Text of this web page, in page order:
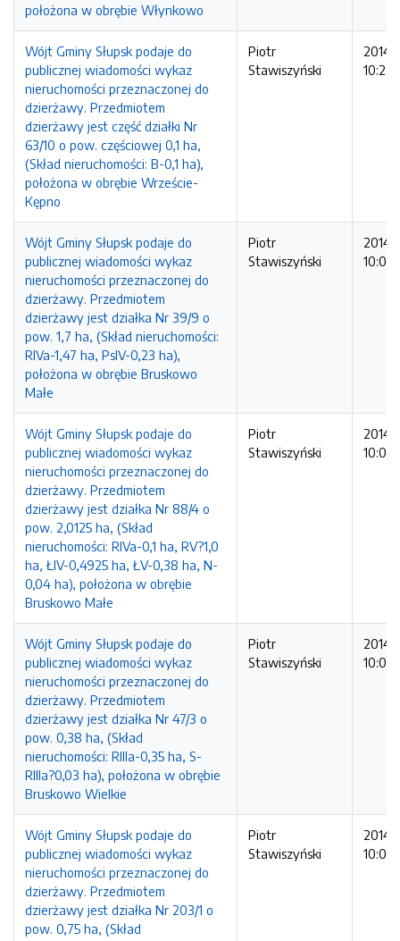
położona w obrębie Włynkowo
Wójt Gminy Słupsk podaje do
publicznej wiadomości wykaz
nieruchomości przeznaczonej do
dzierżawy. Przedmiotem
dzierżawy jest część działki Nr
63/10 o pow. częściowej 0,1 ha,
(Skład nieruchomości: B-0,1 ha),
położona w obrębie Wrzeście-
Kępno
Piotr
Stawiszyński
2014-
Wójt Gminy Słupsk podaje do
publicznej wiadomości wykaz
nieruchomości przeznaczonej do
dzierżawy. Przedmiotem
dzierżawy jest działka Nr 39/9 o
pow. 1,7 ha, (Skład nieruchomości:
RIVa-1,47 ha, PsIV-0,23 ha),
położona w obrębie Bruskowo
Małe
Piotr
Stawiszyński
2014-
Wójt Gminy Słupsk podaje do
publicznej wiadomości wykaz
nieruchomości przeznaczonej do
dzierżawy. Przedmiotem
dzierżawy jest działka Nr 88/4 o
pow. 2,0125 ha, (Skład
nieruchomości: RIVa-0,1 ha, RV?1,0
ha, ŁIV-0,4925 ha, ŁV-0,38 ha, N-
0,04 ha), położona w obrębie
Bruskowo Małe
Piotr
Stawiszyński
2014-
Wójt Gminy Słupsk podaje do
publicznej wiadomości wykaz
nieruchomości przeznaczonej do
dzierżawy. Przedmiotem
dzierżawy jest działka Nr 47/3 o
pow. 0,38 ha, (Skład
nieruchomości: RIIIa-0,35 ha, S-
RIIIa?0,03 ha), położona w obrębie
Bruskowo Wielkie
Piotr
Stawiszyński
2014-
Wójt Gminy Słupsk podaje do
publicznej wiadomości wykaz
nieruchomości przeznaczonej do
dzierżawy. Przedmiotem
dzierżawy jest działka Nr 203/1 o
pow. 0,75 ha, (Skład
Piotr
Stawiszyński
2014-